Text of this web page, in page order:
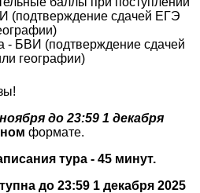
сдачей ЕГЭ
- БВИ (подтверждение сдачей
географии)
до 23:59 1 декабря
формате.
тура - 45 минут.
до 23:59 1 декабря 2025